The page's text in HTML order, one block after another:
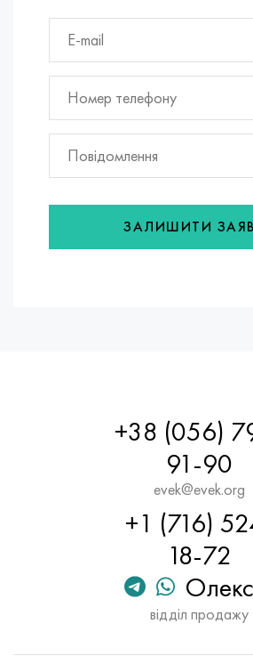
ЗАЛИШИТИ
+38 (056)
91-90
evek@evek.org
+1 (716)
18-72
відділ продажу